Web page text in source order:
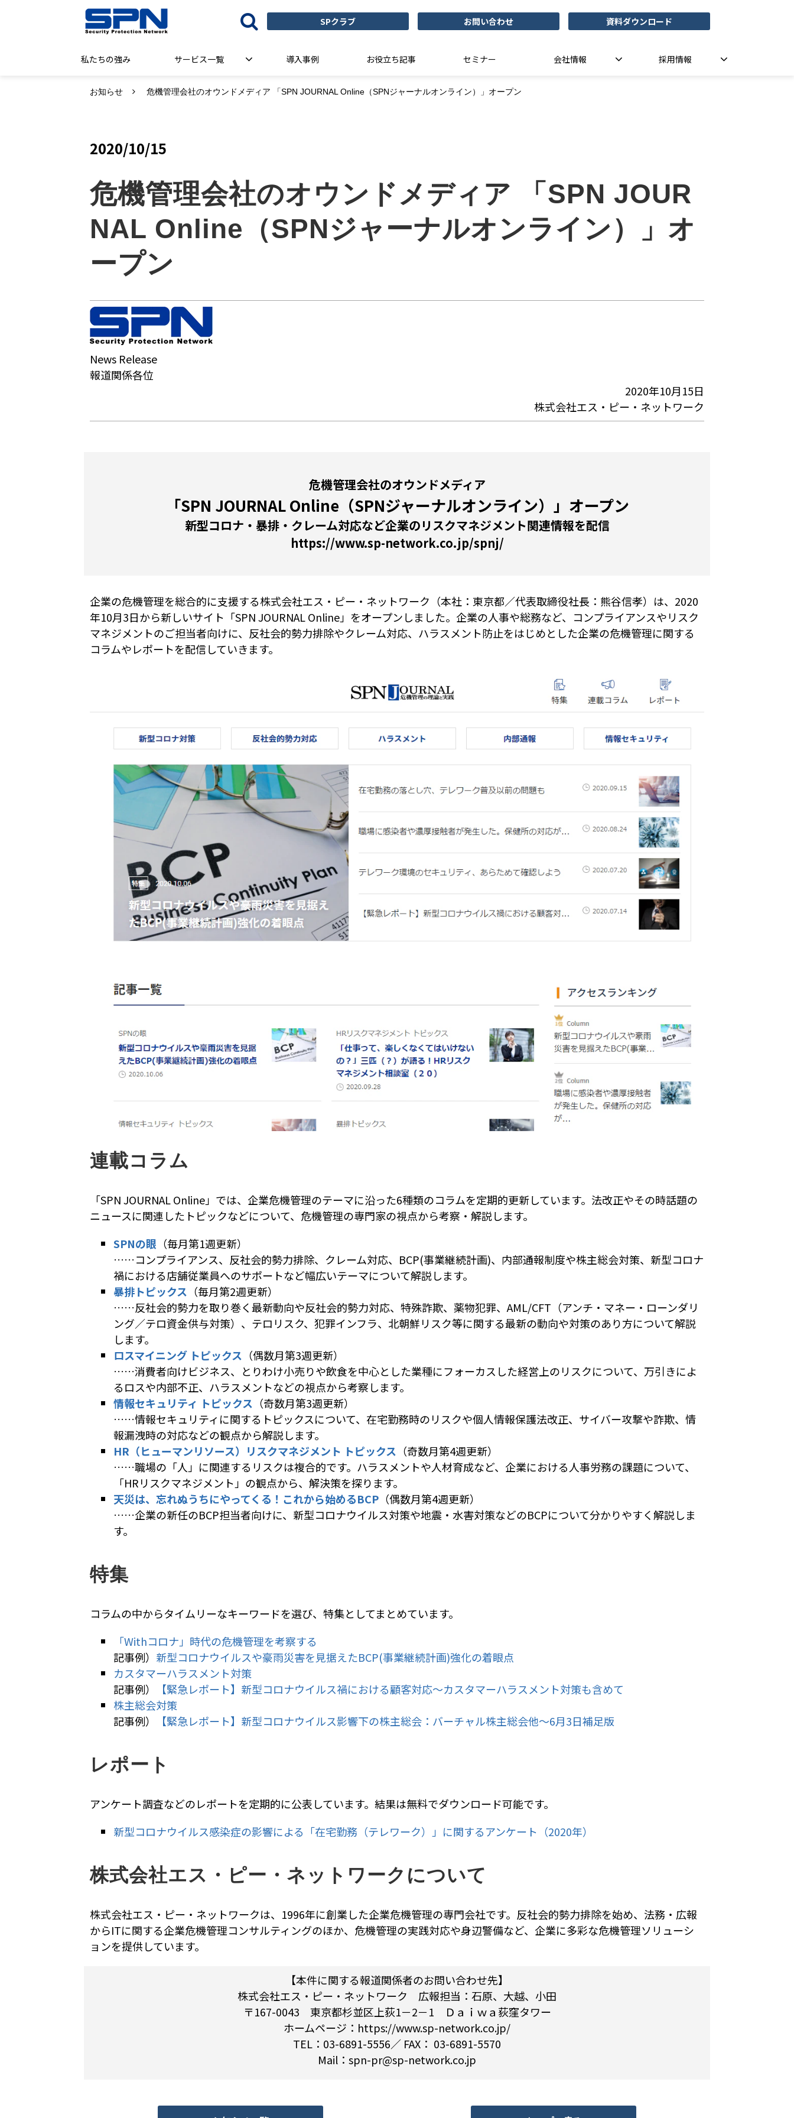
SPクラブ お問い合わせ 資料ダウンロード
私たちの強み サービス一覧 導入事例 お役立ち記事 セミナー 会社情報 採用情報
お知らせ 危機管理会社のオウンドメディア 「SPN JOURNAL Online（SPNジャーナルオンライン）」オープン
2020/10/15
危機管理会社のオウンドメディア 「SPN JOUR
NAL Online（SPNジャーナルオンライン）」オ
ープン
News Release
報道関係各位
2020年10月15日
株式会社エス・ピー・ネットワーク
危機管理会社のオウンドメディア
「SPN JOURNAL Online（SPNジャーナルオンライン）」オープン
新型コロナ・暴排・クレーム対応など企業のリスクマネジメント関連情報を配信
https://www.sp-network.co.jp/spnj/
企業の危機管理を総合的に支援する株式会社エス・ピー・ネットワーク（本社：東京都／代表取締役社長：熊谷信孝）は、2020
年10月3日から新しいサイト「SPN JOURNAL Online」をオープンしました。企業の人事や総務など、コンプライアンスやリスク
マネジメントのご担当者向けに、反社会的勢力排除やクレーム対応、ハラスメント防止をはじめとした企業の危機管理に関する
コラムやレポートを配信していきます。
連載コラム
「SPN JOURNAL Online」では、企業危機管理のテーマに沿った6種類のコラムを定期的更新しています。法改正やその時話題の
ニュースに関連したトピックなどについて、危機管理の専門家の視点から考察・解説します。
SPNの眼 （毎月第1週更新）
……コンプライアンス、反社会的勢力排除、クレーム対応、BCP(事業継続計画)、内部通報制度や株主総会対策、新型コロナ
禍における店舗従業員へのサポートなど幅広いテーマについて解説します。
暴排トピックス （毎月第2週更新）
……反社会的勢力を取り巻く最新動向や反社会的勢力対応、特殊詐欺、薬物犯罪、AML/CFT（アンチ・マネー・ローンダリ
ング／テロ資金供与対策）、テロリスク、犯罪インフラ、北朝鮮リスク等に関する最新の動向や対策のあり方について解説
します。
ロスマイニング トピックス （偶数月第3週更新）
……消費者向けビジネス、とりわけ小売りや飲食を中心とした業種にフォーカスした経営上のリスクについて、万引きによ
るロスや内部不正、ハラスメントなどの視点から考察します。
情報セキュリティ トピックス （奇数月第3週更新）
……情報セキュリティに関するトピックスについて、在宅勤務時のリスクや個人情報保護法改正、サイバー攻撃や詐欺、情
報漏洩時の対応などの観点から解説します。
HR（ヒューマンリソース）リスクマネジメント トピックス （奇数月第4週更新）
……職場の「人」に関連するリスクは複合的です。ハラスメントや人材育成など、企業における人事労務の課題について、
「HRリスクマネジメント」の観点から、解決策を探ります。
天災は、忘れぬうちにやってくる！これから始めるBCP （偶数月第4週更新）
……企業の新任のBCP担当者向けに、新型コロナウイルス対策や地震・水害対策などのBCPについて分かりやすく解説しま
す。
特集
コラムの中からタイムリーなキーワードを選び、特集としてまとめています。
「Withコロナ」時代の危機管理を考察する
記事例） 新型コロナウイルスや豪雨災害を見据えたBCP(事業継続計画)強化の着眼点
カスタマーハラスメント対策
記事例）
【緊急レポート】新型コロナウイルス禍における顧客対応～カスタマーハラスメント対策も含めて
株主総会対策
記事例）
【緊急レポート】新型コロナウイルス影響下の株主総会：バーチャル株主総会他～6月3日補足版
レポート
アンケート調査などのレポートを定期的に公表しています。結果は無料でダウンロード可能です。
新型コロナウイルス感染症の影響による「在宅勤務（テレワーク）」に関するアンケート（2020年）
株式会社エス・ピー・ネットワークについて
株式会社エス・ピー・ネットワークは、1996年に創業した企業危機管理の専門会社です。反社会的勢力排除を始め、法務・広報
からITに関する企業危機管理コンサルティングのほか、危機管理の実践対応や身辺警備など、企業に多彩な危機管理ソリューシ
ョンを提供しています。
【本件に関する報道関係者のお問い合わせ先】
株式会社エス・ピー・ネットワーク 広報担当：石原、大越、小田
〒167-0043 東京都杉並区上荻1－2－1 Ｄａｉｗａ荻窪タワー
ホームページ：https://www.sp-network.co.jp/
TEL：03-6891-5556／ FAX： 03-6891-5570
Mail：spn-pr@sp-network.co.jp